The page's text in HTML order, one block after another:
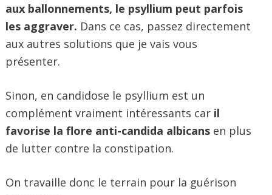
aux ballonnements, le psyllium peut parfois
les aggraver. Dans ce cas, passez directement
aux autres solutions que je vais vous
présenter.
Sinon, en candidose le psyllium est un
complément vraiment intéressants car il
favorise la flore anti-candida albicans en plus
de lutter contre la constipation.
On travaille donc le terrain pour la guérison